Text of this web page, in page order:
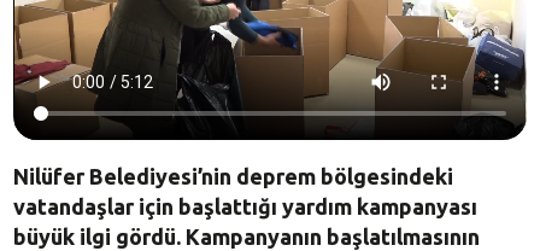
Nilüfer Belediyesi’nin deprem bölgesindeki
vatandaşlar için başlattığı yardım kampanyası
büyük ilgi gördü. Kampanyanın başlatılmasının